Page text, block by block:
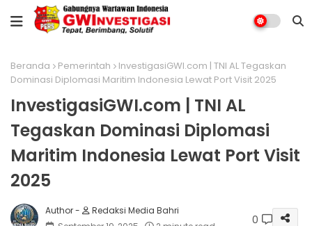
Beranda Pemerintah
InvestigasiGWI.com | TNI AL Tegaskan
Dominasi Diplomasi Maritim Indonesia Lewat Port Visit 2025
InvestigasiGWI.com | TNI AL
Tegaskan Dominasi Diplomasi
Maritim Indonesia Lewat Port Visit
2025
Redaksi Media Bahri
0